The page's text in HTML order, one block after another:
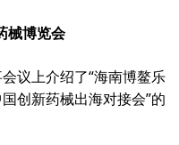
械博览会
议上介绍了“海南博鳌乐
创新药械出海对接会”的